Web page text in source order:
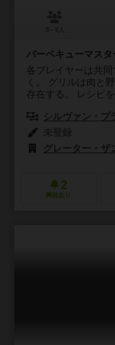
バーベキューマスタ
各プレイヤーは共
く。 グリルは肉と
存在する。 レシピ
シルヴァン・プ
グレーター・ザ
2
興味あり